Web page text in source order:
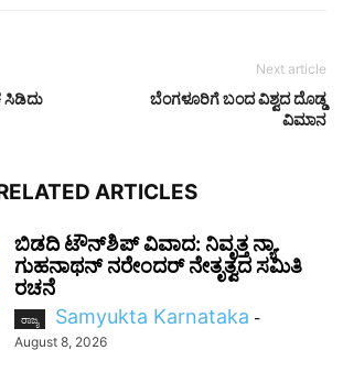
ಸಿಡಿದು
Next article
ಬೆಂಗಳೂರಿಗೆ ಬಂದ ವಿಶ್ವದ ದೊಡ್ಡ
ವಿಮಾನ
ARTICLES
ಬಿಡದಿ ಟೌನ್‌ಶಿಪ್ ವಿವಾದ: ನಿವೃತ್ತ ನ್ಯಾ.
ಗುಹನಾಥನ್ ನರೇಂದರ್ ನೇತೃತ್ವದ ಸಮಿತಿ
ರಚನೆ
ರಾಜ್ಯ Samyukta Karnataka -
August 8, 2026